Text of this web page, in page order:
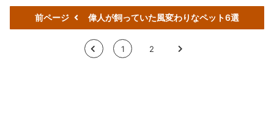
前ページ 偉人が飼っていた風変わりなペット6選
< 1 2 >